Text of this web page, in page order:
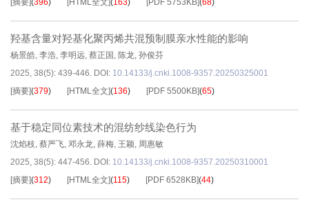
[摘要](396) [HTML全文](163) [PDF 5753KB](68)
羟基含量对羟基化聚丙烯共混预制膜亲水性能的影响
杨景皓, 李浩, 李明远, 蔡正国 , 陈龙, 孙俊芬
2025, 38(5): 439-446. DOI: 10.14133/j.cnki.1008-9357.20250325001
[摘要](379) [HTML全文](136) [PDF 5500KB](65)
基于稳定同位素技术的混纺纱线染色行为
沈焰枝, 蔡严飞, 邓永龙, 薛梅, 王颖, 周惠敏
2025, 38(5): 447-456. DOI: 10.14133/j.cnki.1008-9357.20250310001
[摘要](312) [HTML全文](115) [PDF 6528KB](44)